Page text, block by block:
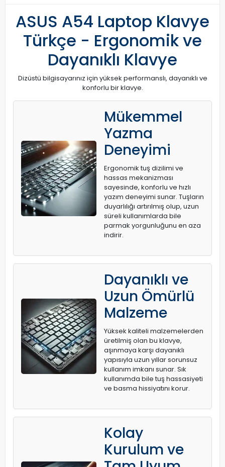
ASUS A54 Laptop Klavye
Türkçe - Ergonomik ve
Dayanıklı Klavye
Dizüstü bilgisayarınız için yüksek performanslı, dayanıklı ve
konforlu bir klavye.
Mükemmel
Yazma
Deneyimi
Ergonomik tuş dizilimi ve
hassas mekanizması
sayesinde, konforlu ve hızlı
yazım deneyimi sunar. Tuşların
duyarlılığı artırılmış olup, uzun
süreli kullanımlarda bile
parmak yorgunluğunu en aza
indirir.
Dayanıklı ve
Uzun Ömürlü
Malzeme
Yüksek kaliteli malzemelerden
üretilmiş olan bu klavye,
aşınmaya karşı dayanıklı
yapısıyla uzun yıllar sorunsuz
kullanım imkanı sunar. Sık
kullanımda bile tuş hassasiyeti
ve basma hissiyatını korur.
Kolay
Kurulum ve